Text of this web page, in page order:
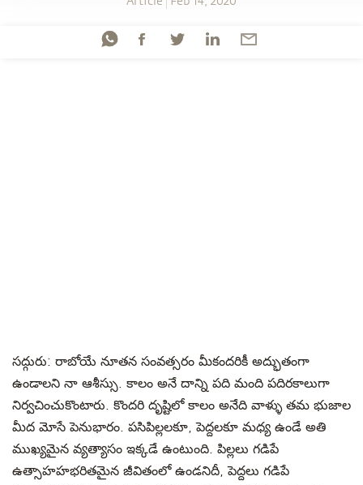
సద్గురు: రాబోయే నూతన సంవత్సరం మీకందరికీ అద్భుతంగా
ఉండాలని నా ఆశీస్సు. కాలం అనే దాన్ని పది మంది పదిరకాలుగా
నిర్వచించుకొంటారు. కొందరి దృష్టిలో కాలం అనేది వాళ్ళు తమ భుజాల
మీద మోసే పెనుభారం. పసిపిల్లలకూ, పెద్దలకూ మధ్య ఉండే అతి
ముఖ్యమైన వ్యత్యాసం ఇక్కడే ఉంటుంది. పిల్లలు గడిపే
ఉత్సాహహభరితమైన జీవితంలో ఉండనిదీ, పెద్దలు గడిపే